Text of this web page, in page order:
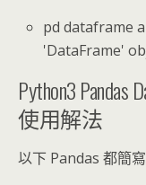
pd dataframe
'DataFrame'
Python3
使用解法
以下 Pandas 都簡